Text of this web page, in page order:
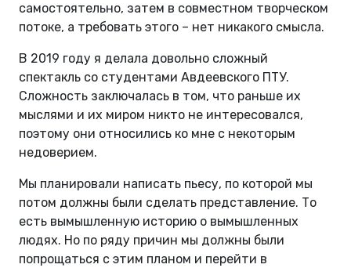
самостоятельно, затем в совместном творческом
потоке, а требовать этого – нет никакого смысла.
В 2019 году я делала довольно сложный
спектакль со студентами Авдеевского ПТУ.
Сложность заключалась в том, что раньше их
мыслями и их миром никто не интересовался,
поэтому они относились ко мне с некоторым
недоверием.
Мы планировали написать пьесу, по которой мы
потом должны были сделать представление. То
есть вымышленную историю о вымышленных
людях. Но по ряду причин мы должны были
попрощаться с этим планом и перейти в